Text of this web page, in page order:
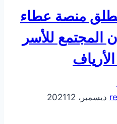
منصة عطاء
المجتمع للأسر
12